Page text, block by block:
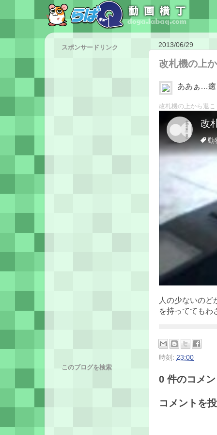
2013/06/29
改札機の上
ああぁ…
改札機の上から退
人の少ないのど
を持っててもわ
時刻: 23:00
0 件のコメ
コメントを
スポンサードリンク
このブログを検索